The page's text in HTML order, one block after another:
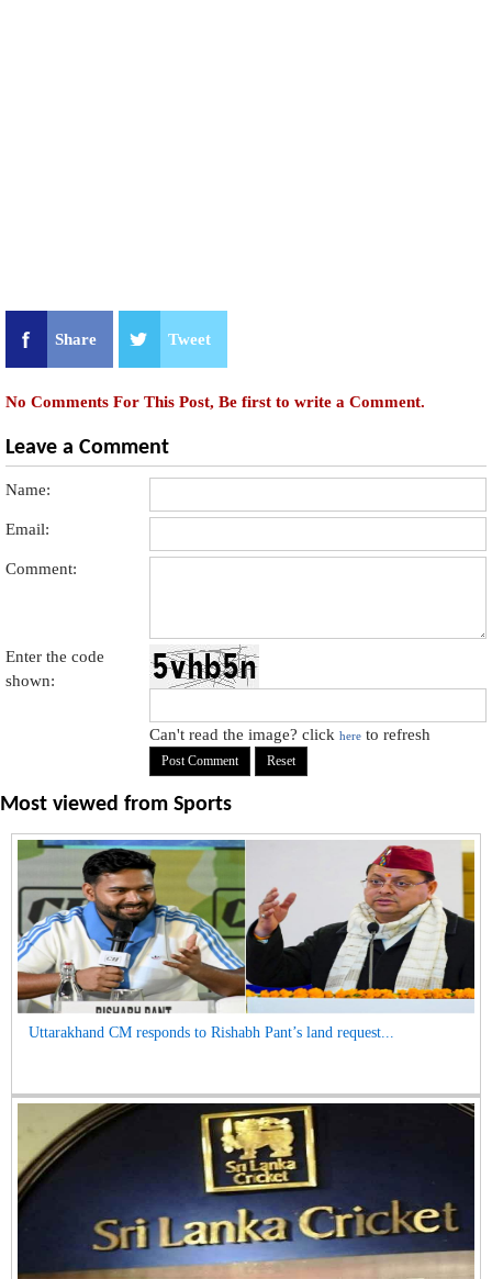
Share Tweet
No Comments For This Post, Be first to write a Comment.
Leave a Comment
Name:
Email:
Comment:
Enter the code
shown:
Can't read the image? clickhere to refresh
Most viewed from Sports
Uttarakhand CM responds to Rishabh Pant’s land request...